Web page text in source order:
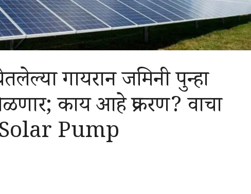
गायरान जमिनी पुन्हा
काय आहे प्रकरण? वाचा
Pump